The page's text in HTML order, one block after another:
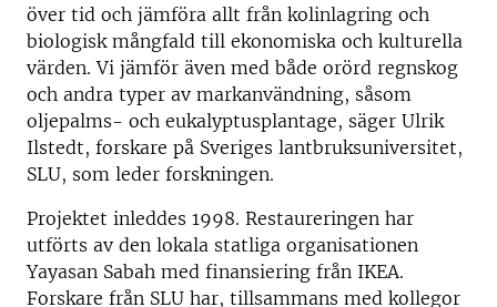
över tid och jämföra allt från kolinlagring och
biologisk mångfald till ekonomiska och kulturella
värden. Vi jämför även med både orörd regnskog
och andra typer av markanvändning, såsom
oljepalms- och eukalyptusplantage, säger Ulrik
Ilstedt, forskare på Sveriges lantbruksuniversitet,
SLU, som leder forskningen.
Projektet inleddes 1998. Restaureringen har
utförts av den lokala statliga organisationen
Yayasan Sabah med finansiering från IKEA.
Forskare från SLU har, tillsammans med kollegor